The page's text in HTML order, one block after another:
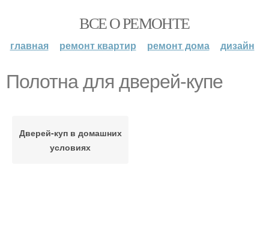
ВСЕ О РЕМОНТЕ
главная ремонт квартир ремонт дома дизайн
Полотна для дверей-купе
Дверей-куп в домашних
условиях